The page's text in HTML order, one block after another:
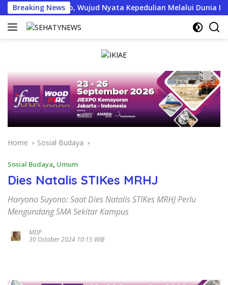
Skip
to
content
Breaking News
Sembako, Wujud Nyata Kepedulian Melalui Dunia Digital
Home Sosial Budaya
Sosial Budaya, Umum
Dies Natalis STIKes MRHJ
Haryono Suyono: Saat Dies Natalis STIKes MRHJ Perlu
Mengundang SMA Sekitar Kampus
MDP
30 October 2024 10:15 WIB